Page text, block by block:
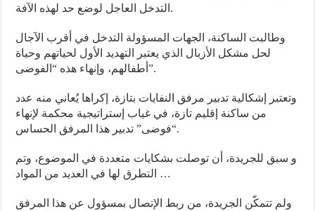
التدخل العاجل لوضع حد لهذه الآفة.
وطالبت الساكنة، الجهات المسؤولة التدخل في أقرب الآجال
لحل مشكل الأزبال الذي يعتبر التهديد الأول لحياتهم وحياة
أطفالهم، وإنهاء هذه “الفوضى”.
وتعتبر إشكالية تدبير مرفق النفايات بتازة، إكراها يُعاني منه عدد
من ساكنة إقليم تازة، في غياب إستراتيجية محكمة لإنهاء
“فوضى” تدبير هذا المرفق الحساس.
و سبق للجريدة، أن توصلت بشكايات متعددة في الموضوع، وتم
التطرق لها في العديد من المواد …
ولم تتمكّن الجريدة، من ربط الإتصال بمسؤول عن هذا المرفق